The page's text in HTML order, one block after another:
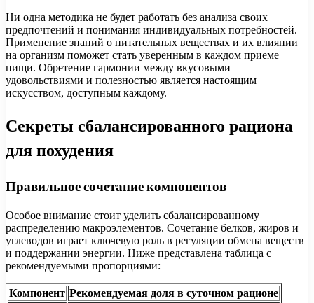
Ни одна методика не будет работать без анализа своих
предпочтений и понимания индивидуальных потребностей.
Применение знаний о питательных веществах и их влиянии
на организм поможет стать уверенным в каждом приеме
пищи. Обретение гармонии между вкусовыми
удовольствиями и полезностью является настоящим
искусством, доступным каждому.
Секреты сбалансированного рациона
для похудения
Правильное сочетание компонентов
Особое внимание стоит уделить сбалансированному
распределению макроэлементов. Сочетание белков, жиров и
углеводов играет ключевую роль в регуляции обмена веществ
и поддержании энергии. Ниже представлена таблица с
рекомендуемыми пропорциями:
Компонент Рекомендуемая доля в суточном рационе